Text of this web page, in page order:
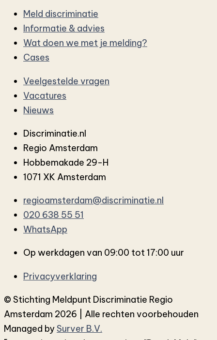
Meld discriminatie
Informatie & advies
Wat doen we met je melding?
Cases
Veelgestelde vragen
Vacatures
Nieuws
Discriminatie.nl
Regio Amsterdam
Hobbemakade 29-H
1071 XK Amsterdam
regioamsterdam@discriminatie.nl
020 638 55 51
WhatsApp
Op werkdagen van 09:00 tot 17:00 uur
Privacyverklaring
© Stichting Meldpunt Discriminatie Regio
Amsterdam 2026 | Alle rechten voorbehouden
Managed bySurver B.V.